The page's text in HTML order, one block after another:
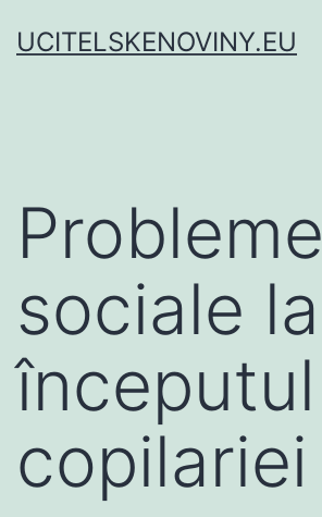
toUCITELSKENOVINY.EU
Probleme
sociale la
începutul
copilariei